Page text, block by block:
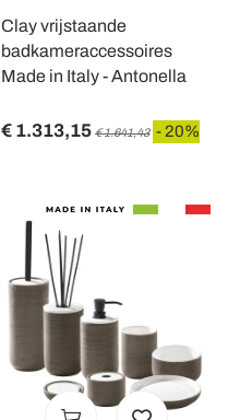
Clay vrijstaande
badkameraccessoires
Made in Italy - Antonella
€ 1.313,15 € 1.641,43 - 20%